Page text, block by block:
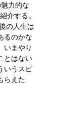
力的な
介する。
の人生は
るのかな
いまやり
とはない
いうスピ
らえた